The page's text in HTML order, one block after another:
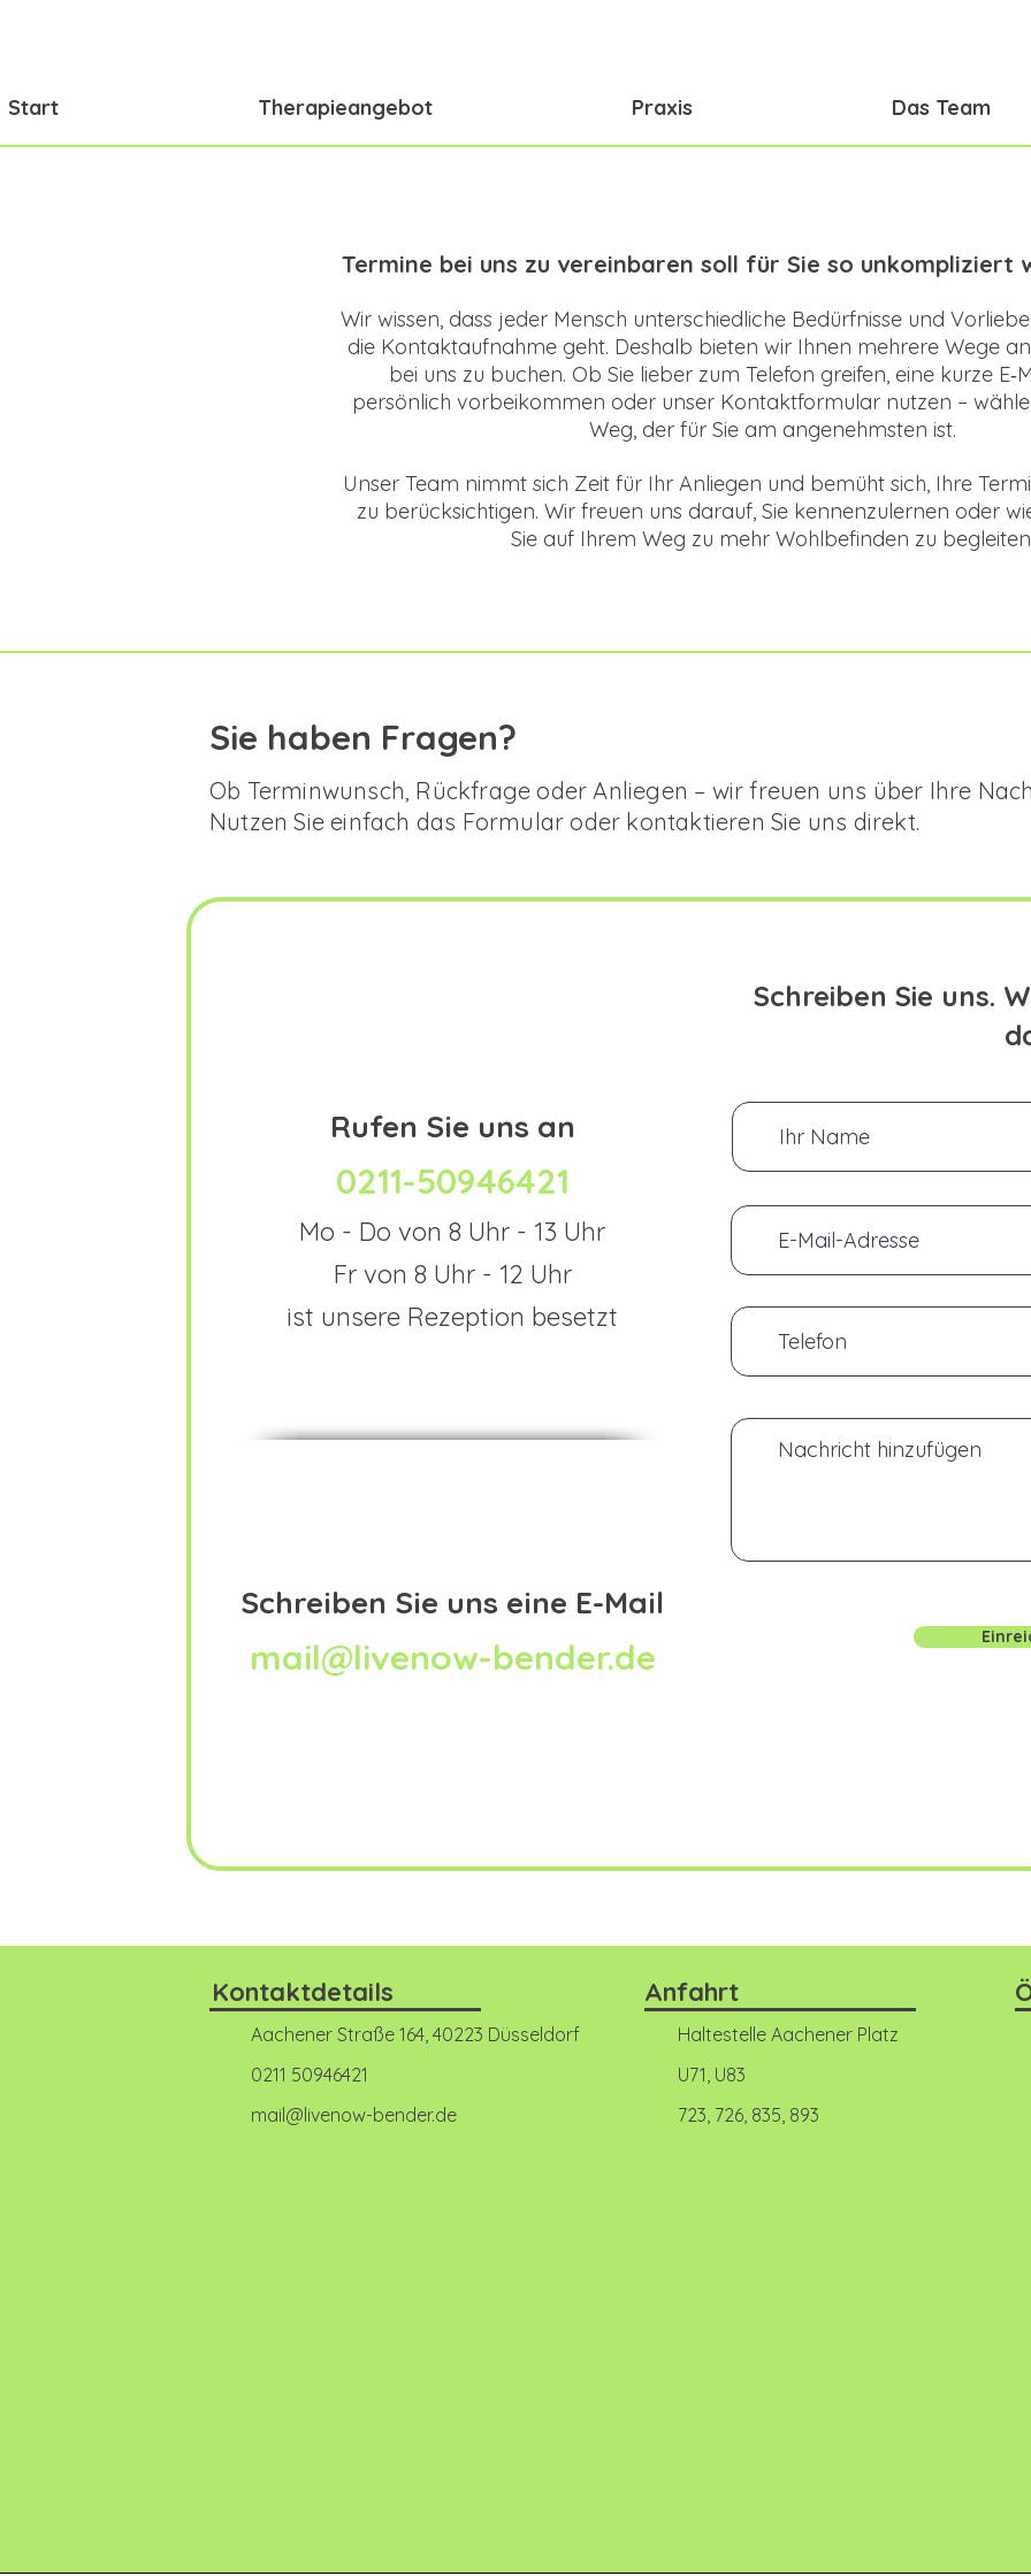
Start Therapieangebot Praxis Das Team
Termine bei uns zu vereinbaren soll für Sie so unkompliziert
Wir wissen, dass jeder Mensch unterschiedliche Bedürfnisse und
die Kontaktaufnahme geht. Deshalb bieten wir Ihnen mehrere Wege
bei uns zu buchen. Ob Sie lieber zum Telefon greifen, eine kurze
persönlich vorbeikommen oder unser Kontaktformular nutzen –
Weg, der für Sie am angenehmsten ist.
Unser Team nimmt sich Zeit für Ihr Anliegen und bemüht sich, Ihre
zu berücksichtigen. Wir freuen uns darauf, Sie kennenzulernen oder
Sie auf Ihrem Weg zu mehr Wohlbefinden zu
Sie haben Fragen?
Ob Terminwunsch, Rückfrage oder Anliegen – wir freuen uns über Ihre
Nutzen Sie einfach das Formular oder kontaktieren Sie uns direkt.
Rufen Sie uns an
0211-50946421
Mo - Do von 8 Uhr - 13 Uhr
Fr von 8 Uhr - 12 Uhr
ist unsere Rezeption besetzt
Schreiben Sie uns eine E-Mail
mail@livenow-bender.de
Schreiben Sie uns.
Kontaktdetails
Aachener Straße 164, 40223 Düsseldorf
0211 50946421
mail@livenow-bender.de
Anfahrt
Haltestelle Aachener Platz
U71, U83
723, 726, 835, 893